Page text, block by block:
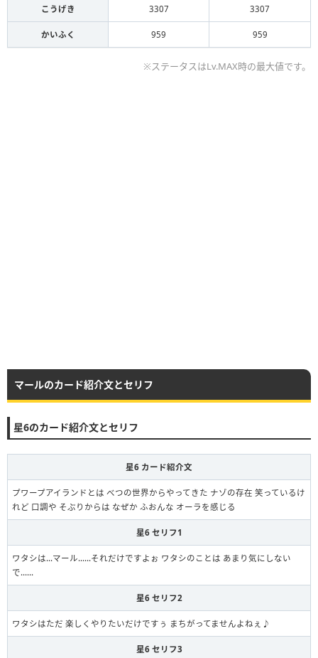
こうげき 3307 3307
かいふく 959 959
※ステータスはLv.MAX時の最大値です。
マールのカード紹介文とセリフ
星6のカード紹介文とセリフ
星6 カード紹介文
プワープアイランドとは べつの世界からやってきた ナゾの存在 笑っているけ
れど 口調や そぶりからは なぜか ふおんな オーラを感じる
星6 セリフ1
ワタシは…マール……それだけですよぉ ワタシのことは あまり気にしない
で……
星6 セリフ2
ワタシはただ 楽しくやりたいだけですぅ まちがってませんよねぇ♪
星6 セリフ3